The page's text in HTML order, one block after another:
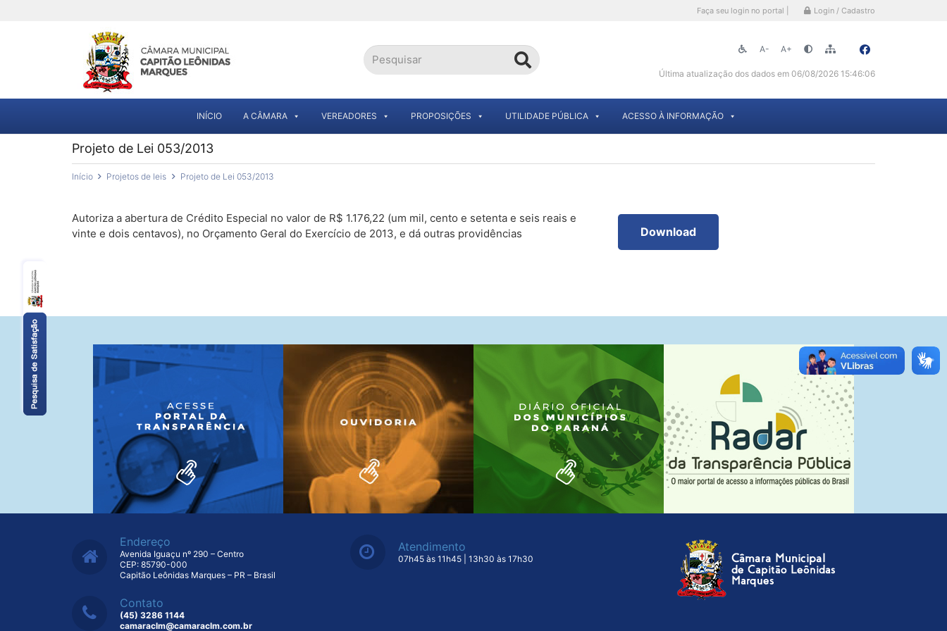
Faça seu login no portal | Login / Cadastro
A- A+
Última atualização dos dados em 06/08/2026 15:46:06
INÍCIO A CÂMARA VEREADORES PROPOSIÇÕES UTILIDADE PÚBLICA ACESSO À INFORMAÇÃO
Projeto de Lei 053/2013
Início Projetos de leis Projeto de Lei 053/2013
Autoriza a abertura de Crédito Especial no valor de R$ 1.176,22 (um mil, cento e setenta e seis reais e
vinte e dois centavos), no Orçamento Geral do Exercício de 2013, e dá outras providências
Download
Endereço
Avenida Iguaçu nº 290 – Centro
CEP: 85790-000
Capitão Leônidas Marques – PR – Brasil
Contato
(45) 3286 1144
camaraclm@camaraclm.com.br
Atendimento
07h45 às 11h45 | 13h30 às 17h30